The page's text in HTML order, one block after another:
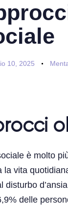
10, 2025
è molto
la vita
disturbo
delle